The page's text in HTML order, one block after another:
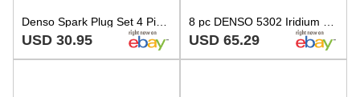
Denso Spark Plug Set 4 Pieces Iridium Power Gap 0.040
USD 30.95
8 pc DENSO 5302 Iridium Power Spark Plugs for ZVP 121 086 S IQ20 F221-18-110 ne
USD 65.29